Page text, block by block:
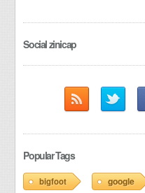
Social zinicap
Popular Tags
bigfoot google